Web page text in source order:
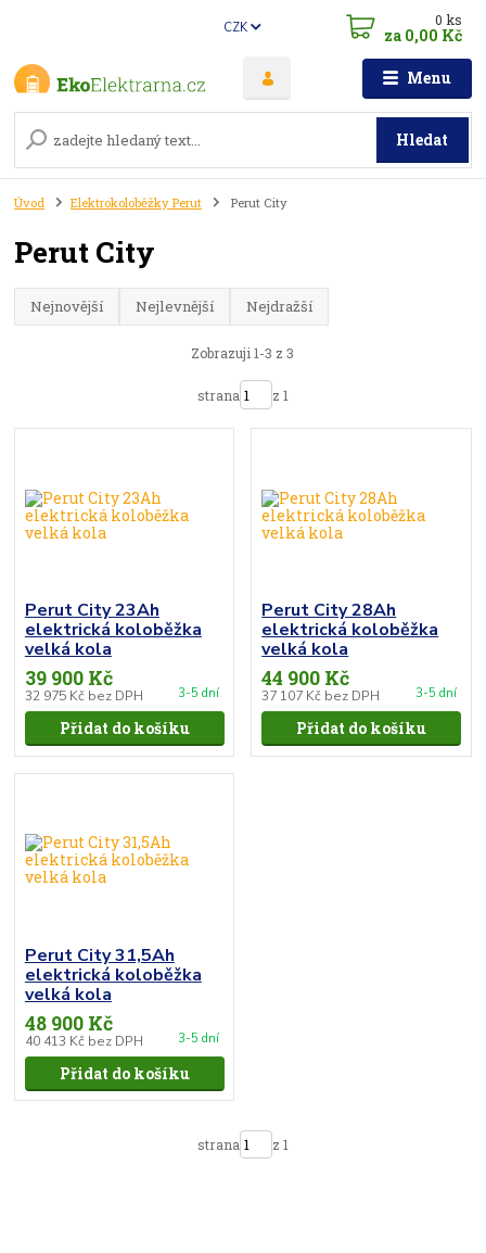
Menu
CZK
Hledat
0ks
za 0,00 Kč
Úvod Elektrokoloběžky Perut Perut City
Perut City
Nejnovější Nejlevnější Nejdražší
Zobrazuji 1-3 z 3
strana z 1
Perut City 23Ah
elektrická koloběžka
velká kola
39 900 Kč
32 975 Kč bez DPH 3-5 dní
Přidat do košíku
Perut City 28Ah
elektrická koloběžka
velká kola
44 900 Kč
37 107 Kč bez DPH 3-5 dní
Přidat do košíku
Perut City 31,5Ah
elektrická koloběžka
velká kola
48 900 Kč
40 413 Kč bez DPH 3-5 dní
Přidat do košíku
strana z 1